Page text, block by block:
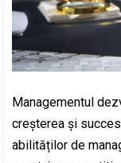
Managementul
creșterea și
abilităților de